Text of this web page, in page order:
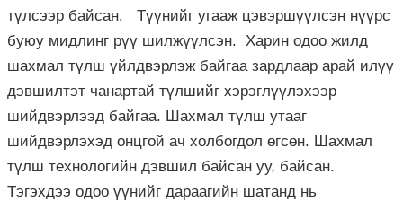
түлсээр байсан. Түүнийг угааж цэвэршүүлсэн нүүрс
буюу мидлинг рүү шилжүүлсэн. Харин одоо жилд
шахмал түлш үйлдвэрлэж байгаа зардлаар арай илүү
дэвшилтэт чанартай түлшийг хэрэглүүлэхээр
шийдвэрлээд байгаа. Шахмал түлш утааг
шийдвэрлэхэд онцгой ач холбогдол өгсөн. Шахмал
түлш технологийн дэвшил байсан уу, байсан.
Тэгэхдээ одоо үүнийг дараагийн шатанд нь